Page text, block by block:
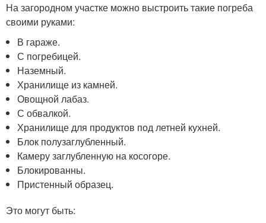
На загородном участке можно выстроить такие погреба
своими руками:
В гараже.
С погребицей.
Наземный.
Хранилище из камней.
Овощной лабаз.
С обвалкой.
Хранилище для продуктов под летней кухней.
Блок полузаглубленный.
Камеру заглубленную на косогоре.
Блокированны.
Пристенный образец.
Это могут быть: